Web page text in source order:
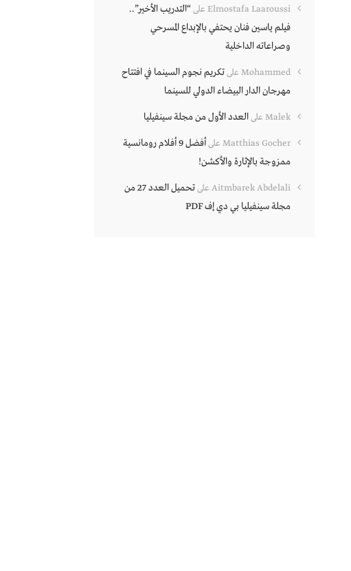
Elmostafa Laaroussi على“التدريب الأخير”..
فيلم ياسين فنان يحتفي بالإبداع المسرحي
وصراعاته الداخلية
Mohammed علىتكريم نجوم السينما في افتتاح
مهرجان الدار البيضاء الدولي للسينما
Malek علىالعدد الأول من مجلة سينفيليا
Matthias Gocher على
أفضل 9 أفلام رومانسية
ممزوجة بالإثارة والأكشن!
Aitmbarek Abdelali على
تحميل العدد 27 من
مجلة سينفيليا بي دي إف PDF